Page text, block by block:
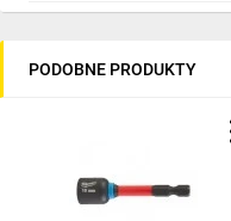
PODOBNE PRODUKTY